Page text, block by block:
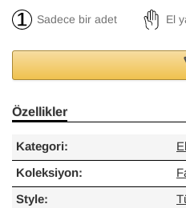
Sadece bir adet El
Özellikler
Kategori:
Koleksiyon:
Style: